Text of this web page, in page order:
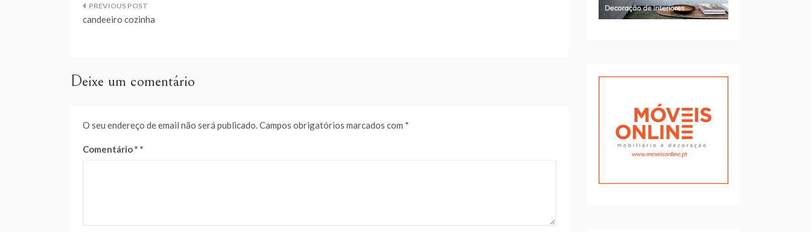
Navegação
candeeiro cozinha
Deixe um comentário
O seu endereço de email não será publicado.Campos obrigatórios marcados com *
Comentário*